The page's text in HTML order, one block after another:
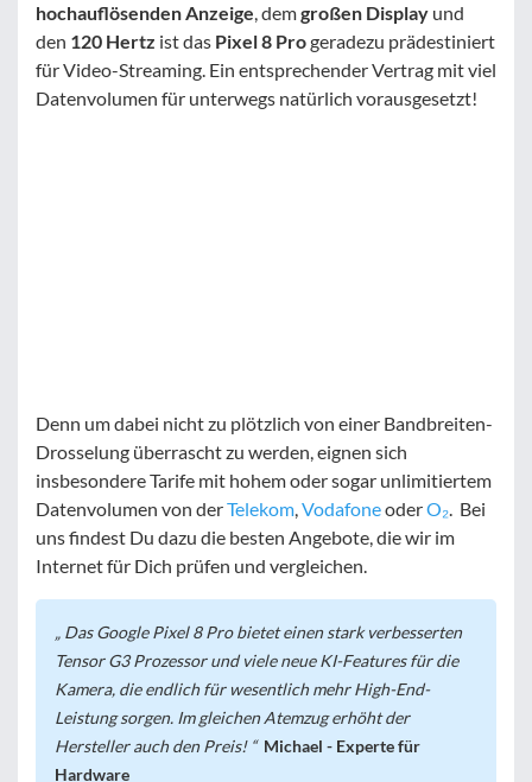
hochauflösenden Anzeige, demgroßen Display und
den 120 Hertz ist das Pixel 8 Progeradezu prädestiniert
für Video-Streaming. Ein entsprechender Vertrag mit viel
Datenvolumen für unterwegs natürlich vorausgesetzt!
Denn um dabei nicht zu plötzlich von einer Bandbreiten-
Drosselung überrascht zu werden, eignen sich
insbesondere Tarife mit hohem oder sogar unlimitiertem
Datenvolumen von derTelekom,VodafoneoderO₂. Bei
uns findest Du dazu die besten Angebote, die wir im
Internet für Dich prüfen und vergleichen.
Das Google Pixel 8 Pro bietet einen stark verbesserten
Tensor G3 Prozessor und viele neue KI-Features für die
Kamera, die endlich für wesentlich mehr High-End-
Leistung sorgen. Im gleichen Atemzug erhöht der
Hersteller auch den Preis!
Michael - Experte für
Hardware